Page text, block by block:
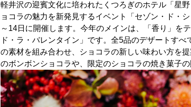
軽井沢の迎賓文化に培われたくつろぎのホテル「星
ョコラの魅力を新発見するイベント「セゾン・ド・
～14日に開催します。今年のメインは、「香り」を
ド・ラ・バレンタイン」です。全5品のデザートす
の素材を組み合わせ、ショコラの新しい味わい方を
のボンボンショコラや、限定のショコラの焼き菓子の